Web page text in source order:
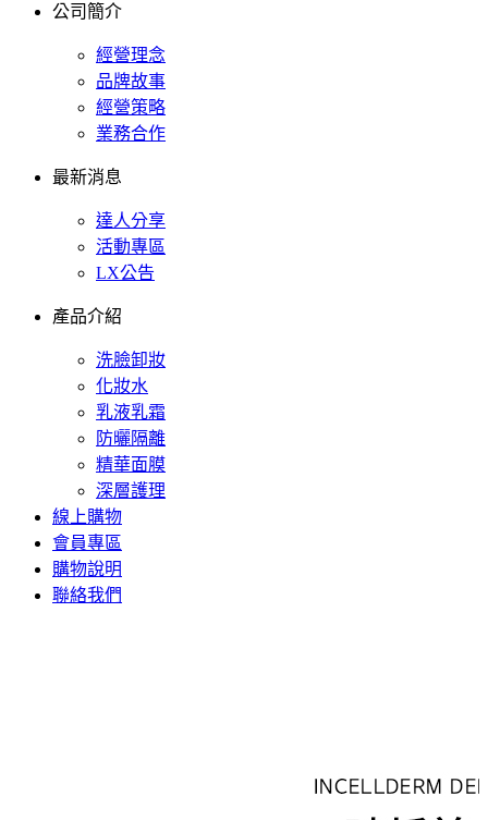
公司簡介
經營理念
品牌故事
經營策略
業務合作
最新消息
達人分享
活動專區
LX公告
產品介紹
洗臉卸妝
化妝水
乳液乳霜
防曬隔離
精華面膜
深層護理
線上購物
會員專區
購物說明
聯絡我們